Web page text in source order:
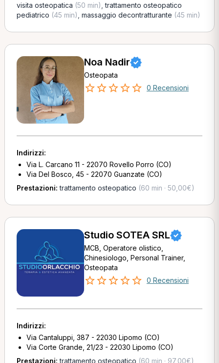
visita osteopatica (50 min) ,trattamento osteopatico
pediatrico (45 min) massaggio decontratturante (45 min)
Noa Nadir
Osteopata
0 Recensioni
Indirizzi:
Via L. Carcano 11 - 22070 Rovello Porro (CO)
Via Del Bosco, 45 - 22070 Guanzate (CO)
Prestazioni:trattamento osteopatico (60 min · 50,00€)
Studio SOTEA SRL
MCB, Operatore olistico,
Chinesiologo, Personal Trainer,
Osteopata
0 Recensioni
Indirizzi:
Via Cantaluppi, 387 - 22030 Lipomo (CO)
Via Corte Grande, 21/23 - 22030 Lipomo (CO)
Prestazioni:trattamento osteopatico (60 min · 97,00€)